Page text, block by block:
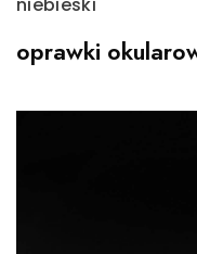
niebieski
oprawki